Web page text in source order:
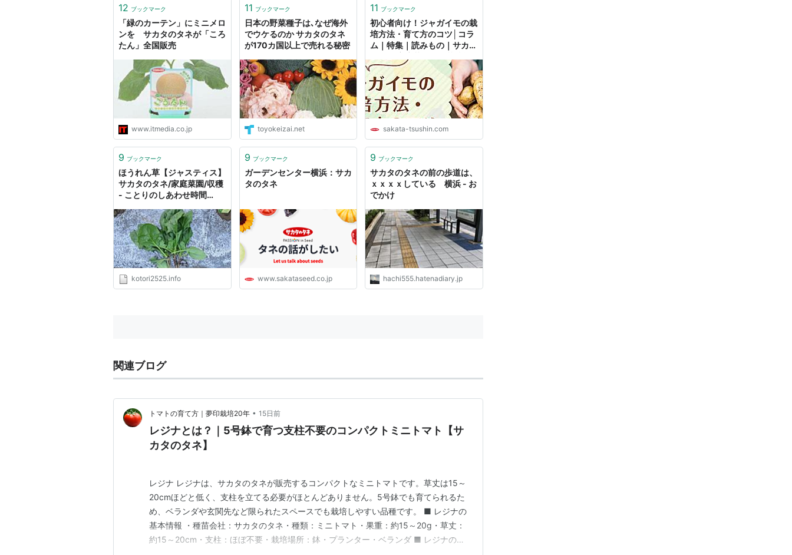
フラワーの変種、だそうだ。 い
きなりブロッコリーの話から始め
たの...
12 ブックマーク
「緑のカーテン」にミニメロ
ンを サカタのタネが「ころ
たん」全国販売
www.itmedia.co.jp
11 ブックマーク
日本の野菜種子は､なぜ海外
でウケるのか サカタのタネ
が170カ国以上で売れる秘密
toyokeizai.net
11 ブックマーク
初心者向け！ジャガイモの栽
培方法・育て方のコツ│コラ
ム｜特集｜読みもの｜サカタ
サイト 園芸通信
sakata-tsushin.com
9 ブックマーク
ほうれん草【ジャスティス】
サカタのタネ/家庭菜園/収穫
- ことりのしあわせ時間
kotori2525.info
9 ブックマーク
ガーデンセンター横浜：サカ
タのタネ
www.sakataseed.co.jp
9 ブックマーク
サカタのタネの前の歩道は、
ｘｘｘｘしている 横浜 - お
でかけ
hachi555.hatenadiary.jp
関連ブログ
トマトの育て方｜夢印栽培20年 • 15日前
レジナとは？｜5号鉢で育つ支柱不要のコンパクトミニトマト【サ
カタのタネ】
レジナ レジナは、サカタのタネが販売するコンパクトなミニトマトです。草丈は15～
20cmほどと低く、支柱を立てる必要がほとんどありません。5号鉢でも育てられるた
め、ベランダや玄関先など限られたスペースでも栽培しやすい品種です。 ■ レジナの
基本情報 ・種苗会社：サカタのタネ・種類：ミニトマト・果重：約15～20g・草丈：
約15～20cm・支柱：ほぼ不要・栽培場所：鉢・プランター・ベランダ ■ レジナの特